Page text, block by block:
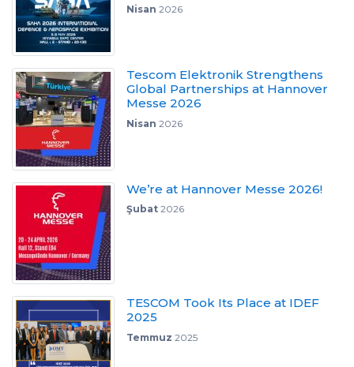
Nisan 2026
Tescom Elektronik Strengthens
Global Partnerships at Hannover
Messe 2026
Nisan 2026
We’re at Hannover Messe 2026!
Şubat2026
TESCOM Took Its Place at IDEF
2025
Temmuz 2025